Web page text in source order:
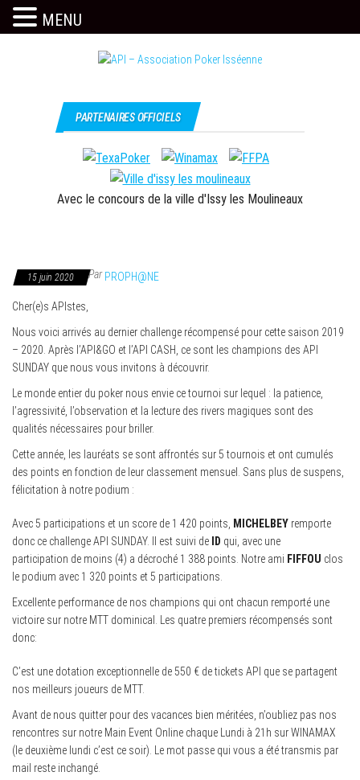
Association
Isséenne
c'est
l'API
PARTENAIRES OFFICIELS
Avec le concours de la ville d'Issy les Moulineaux
15 juin 2020 ParPROPH@NE
Cher(e)s APIstes,
Nous voici arrivés au dernier challenge récompensé pour cette saison 2019
– 2020. Après l’API&GO et l’API CASH, ce sont les champions des API
SUNDAY que nous vous invitons à découvrir.
Le monde entier du poker nous envie ce tournoi sur lequel : la patience,
l’agressivité, l’observation et la lecture des rivers magiques sont des
qualités nécessaires pour briller.
Cette année, les lauréats se sont affrontés sur 5 tournois et ont cumulés
des points en fonction de leur classement mensuel. Sans plus de suspens,
félicitation à notre podium :
Avec 5 participations et un score de 1 420 points, MICHELBEY remporte
donc ce challenge API SUNDAY. Il est suivi de ID qui, avec une
participation de moins (4) a décroché 1 388 points. Notre ami FIFFOU clos
le podium avec 1 320 points et 5 participations.
Excellente performance de nos champions qui ont chacun remporté une
victoire sur notre MTT dominical. Les quatre premiers récompensés sont
donc:
C’est une dotation exceptionnelle de 550 € de tickets API que se partagent
nos meilleurs joueurs de MTT.
Avant de nous quitter pour des vacances bien méritées, n’oubliez pas nos
rencontres sur notre Main Event Online chaque Lundi à 21h sur WINAMAX
(le deuxième lundi c’est ce soir). Le mot passe qui vous a été transmis par
mail reste inchangé.
MENU